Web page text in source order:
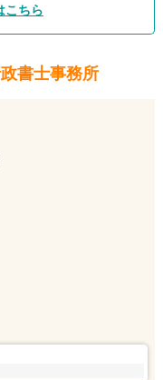
こちら
書士事務所